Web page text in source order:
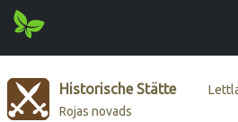
Historische Stätte
Rojas novads